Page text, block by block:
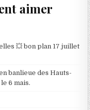
aimer
💥 bon plan 17 juillet
banlieue des Hauts-
6 mais.